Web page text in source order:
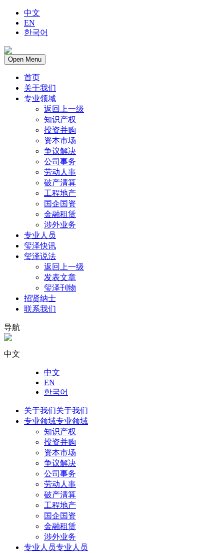
中文
EN
한국어
Open Menu
首页
关于我们
专业领域
返回上一级
知识产权
投资并购
资本市场
争议解决
公司事务
劳动人事
破产清算
工程地产
国企国资
金融租赁
涉外业务
专业人员
玺泽快讯
玺泽说法
返回上一级
发表文章
玺泽刊物
招贤纳士
联系我们
导航
中文
中文
EN
한국어
关于我们关于我们
专业领域专业领域
知识产权
投资并购
资本市场
争议解决
公司事务
劳动人事
破产清算
工程地产
国企国资
金融租赁
涉外业务
专业人员专业人员